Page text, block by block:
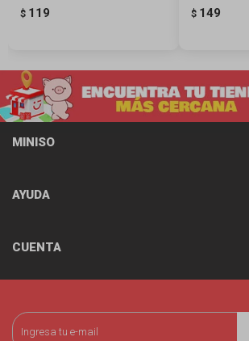
$ 119 $ 149
MINISO
AYUDA
CUENTA